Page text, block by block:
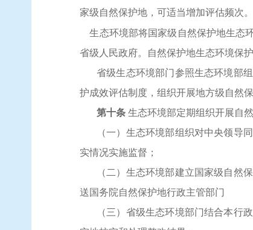
家级自然保护地，可适当增加评估频次。
生态环境部将国家级自然保护地生态
省级人民政府。自然保护地生态环境保
省级生态环境部门参照生态环境部
护成效评估制度，组织开展地方级自然
第十条 生态环境部定期组织开展自
（一）生态环境部组织对中央领导
实情况实施监督；
（二）生态环境部建立国家级自然
送国务院自然保护地行政主管部门
（三）省级生态环境部门结合本行